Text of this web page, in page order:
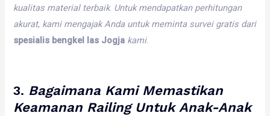
kualitas material terbaik. Untuk mendapatkan perhitungan
akurat, kami mengajak Anda untuk meminta survei gratis dari
spesialis bengkel las Jogja kami.
3. Bagaimana Kami Memastikan
Keamanan Railing Untuk Anak-Anak